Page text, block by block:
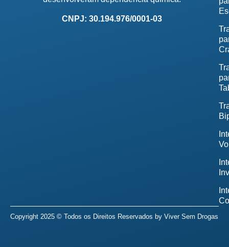
CNPJ: 30.194.976/0001-03
Copyright 2025 © Todos os Direitos Reservados by Viver Sem Drogas